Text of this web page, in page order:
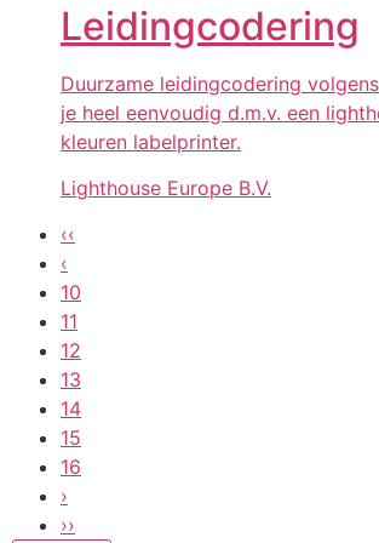
Leidingcodering
Duurzame leidingcodering
je heel eenvoudig d.m.v. een
kleuren labelprinter.
Lighthouse Europe B.V.
‹‹
‹
10
11
12
13
14
15
16
›
››